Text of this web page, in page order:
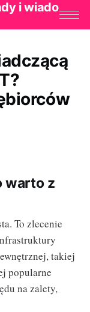
i wiado
warto z
To zlecenie
takiej
popularne
na zalety,